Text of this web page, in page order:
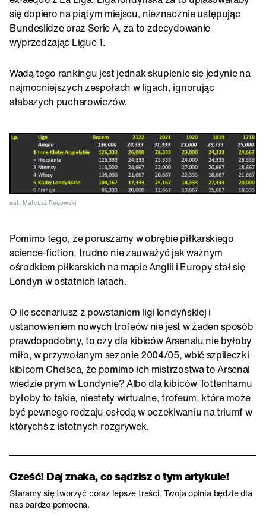
się dopiero na piątym miejscu, nieznacznie ustępując
Bundeslidze oraz Serie A, za to zdecydowanie
wyprzedzając Ligue 1.
Wadą tego rankingu jest jednak skupienie się jedynie na
najmocniejszych zespołach w ligach, ignorując
słabszych pucharowiczów.
aut. Mateusz Rogowski
Pomimo tego, że poruszamy w obrębie piłkarskiego
science-fiction, trudno nie zauważyć jak ważnym
ośrodkiem piłkarskich na mapie Anglii i Europy stał się
Londyn w ostatnich latach.
O ile scenariusz z powstaniem ligi londyńskiej i
ustanowieniem nowych trofeów nie jest w żaden sposób
prawdopodobny, to czy dla kibiców Arsenalu nie byłoby
miło, w przywołanym sezonie 2004/05, wbić szpileczki
kibicom Chelsea, że pomimo ich mistrzostwa to Arsenal
wiedzie prym w Londynie? Albo dla kibiców Tottenhamu
byłoby to takie, niestety wirtualne, trofeum, które może
być pewnego rodzaju osłodą w oczekiwaniu na triumf w
którychś z istotnych rozgrywek.
Cześć! Daj znaka, co sądzisz o tym artykule!
Staramy się tworzyć coraz lepsze treści. Twoja opinia będzie dla
nas bardzo pomocna.